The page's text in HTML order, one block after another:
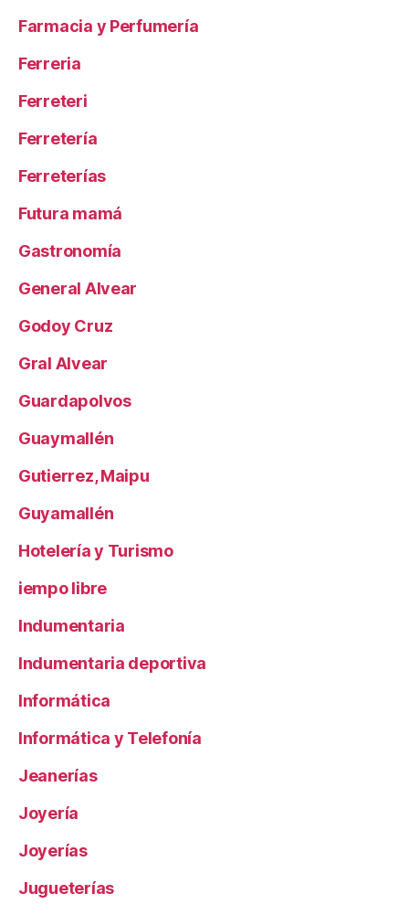
Farmacia y Perfumería
Ferreria
Ferreteri
Ferretería
Ferreterías
Futura mamá
Gastronomía
General Alvear
Godoy Cruz
Gral Alvear
Guardapolvos
Guaymallén
Gutierrez, Maipu
Guyamallén
Hotelería y Turismo
iempo libre
Indumentaria
Indumentaria deportiva
Informática
Informática y Telefonía
Jeanerías
Joyería
Joyerías
Jugueterías